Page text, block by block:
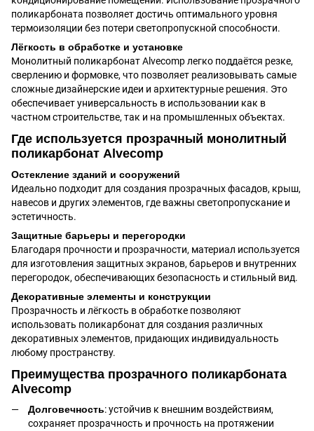
поликарбоната позволяет достичь оптимального уровня
термоизоляции без потери светопропускной способности.
Лёгкость в обработке и установке
Монолитный поликарбонат Alvecomp легко поддаётся резке,
сверлению и формовке, что позволяет реализовывать самые
сложные дизайнерские идеи и архитектурные решения. Это
обеспечивает универсальность в использовании как в
частном строительстве, так и на промышленных объектах.
Где используется прозрачный монолитный
поликарбонат Alvecomp
Остекление зданий и сооружений
Идеально подходит для создания прозрачных фасадов, крыш,
навесов и других элементов, где важны светопропускание и
эстетичность.
Защитные барьеры и перегородки
Благодаря прочности и прозрачности, материал используется
для изготовления защитных экранов, барьеров и внутренних
перегородок, обеспечивающих безопасность и стильный вид.
Декоративные элементы и конструкции
Прозрачность и лёгкость в обработке позволяют
использовать поликарбонат для создания различных
декоративных элементов, придающих индивидуальность
любому пространству.
Преимущества прозрачного поликарбоната
Alvecomp
Долговечность: устойчив к внешним воздействиям,
сохраняет прозрачность и прочность на протяжении